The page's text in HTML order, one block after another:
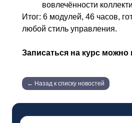
вовлечённости
Итог: 6 модулей, 46 часов,
любой стиль управления.
Записаться на курс можно
← Назад к списку новостей